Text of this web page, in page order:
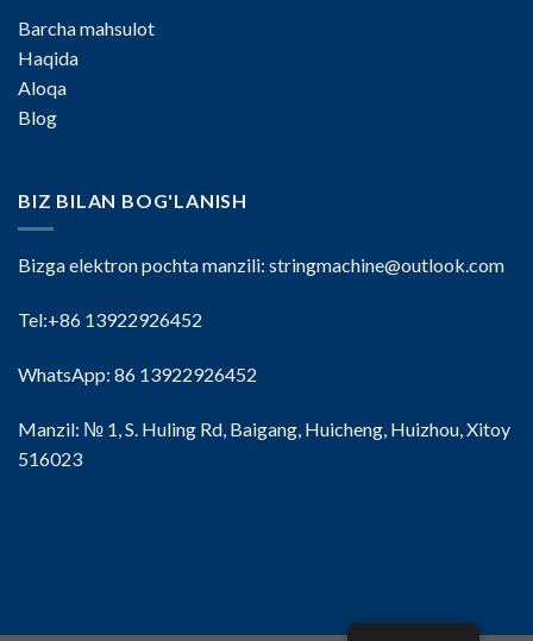
Barcha mahsulot
Haqida
Aloqa
Blog
BIZ BILAN BOG'LANISH
Bizga elektron pochta manzili: stringmachine@outlook.com
Tel:+86 13922926452
WhatsApp: 86 13922926452
Manzil: № 1, S. Huling Rd, Baigang, Huicheng, Huizhou, Xitoy
516023